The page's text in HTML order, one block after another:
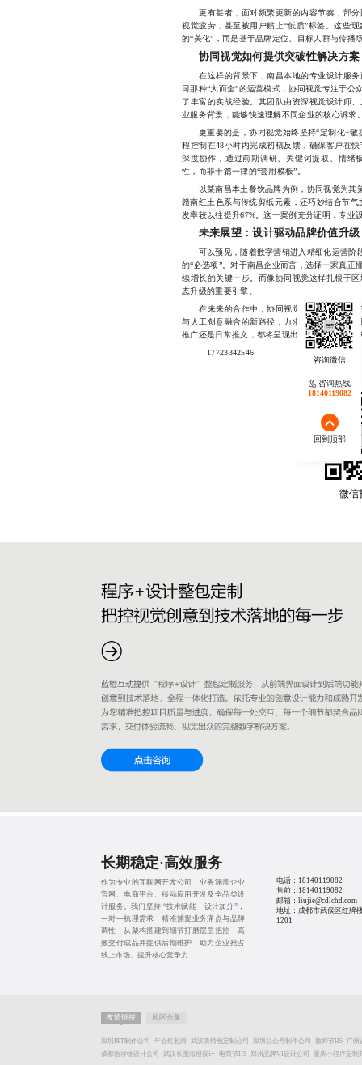
更有甚者，面对频繁更新的内容节奏，部分
视觉疲劳，甚至被用户贴上“低质”标签。这些
的“美化”，而是基于品牌定位、目标人群与传播
协同视觉如何提供突破性解决方案
在这样的背景下，南昌本地的专业设计服
司那种“大而全”的运营模式，协同视觉专注于
了丰富的实战经验。其团队由资深视觉设计师
业服务背景，能够快速理解不同企业的核心诉求
更重要的是，协同视觉始终坚持“定制化+敏
程控制在48小时内完成初稿反馈，确保客户在
深度协作，通过前期调研、关键词提取、情绪
性，而非千篇一律的“套用模板”。
以某南昌本土餐饮品牌为例，协同视觉为其
赣南红土色系与传统剪纸元素，还巧妙结合节
发率较以往提升67%。这一案例充分证明：专业
未来展望：设计驱动品牌价值升级
可以预见，随着数字营销进入精细化运营阶
的“必选项”。对于南昌企业而言，选择一家真
续增长的关键一步。而像协同视觉这样扎根于
态升级的重要引擎。
在未来的合作中，协同视觉将继续聚焦于提
与人工创意融合的新路径，力求在保持原创性
推广还是日常推文，都将呈现出更高水准的视觉
17723342546
微信
咨询热线
18140119082
回到顶部
长期稳定·高效服务
作为专业的互联网开发公司，业务涵盖企业
官网、电商平台、移动应用开发及全品类设
计服务。我们坚持 “技术赋能 + 设计加分”，
一对一梳理需求，精准捕捉业务痛点与品牌
调性，从架构搭建到细节打磨层层把控，高
效交付成品并提供后期维护，助力企业抢占
线上市场、提升核心竞争力
电话： 18140119082
售前： 18140119082
邮箱：liujie@cdlchd.com
地址：成都市武侯区红牌
1201
友情链接 地区合集
深圳PPT制作公司 年会红包雨 武汉表情包定制公司 深圳公众号制作公司 教师节H5
广州
成都吉祥物设计公司
武汉长图海报设计 电商节H5 郑州品牌VI设计公司 重庆小程序定制